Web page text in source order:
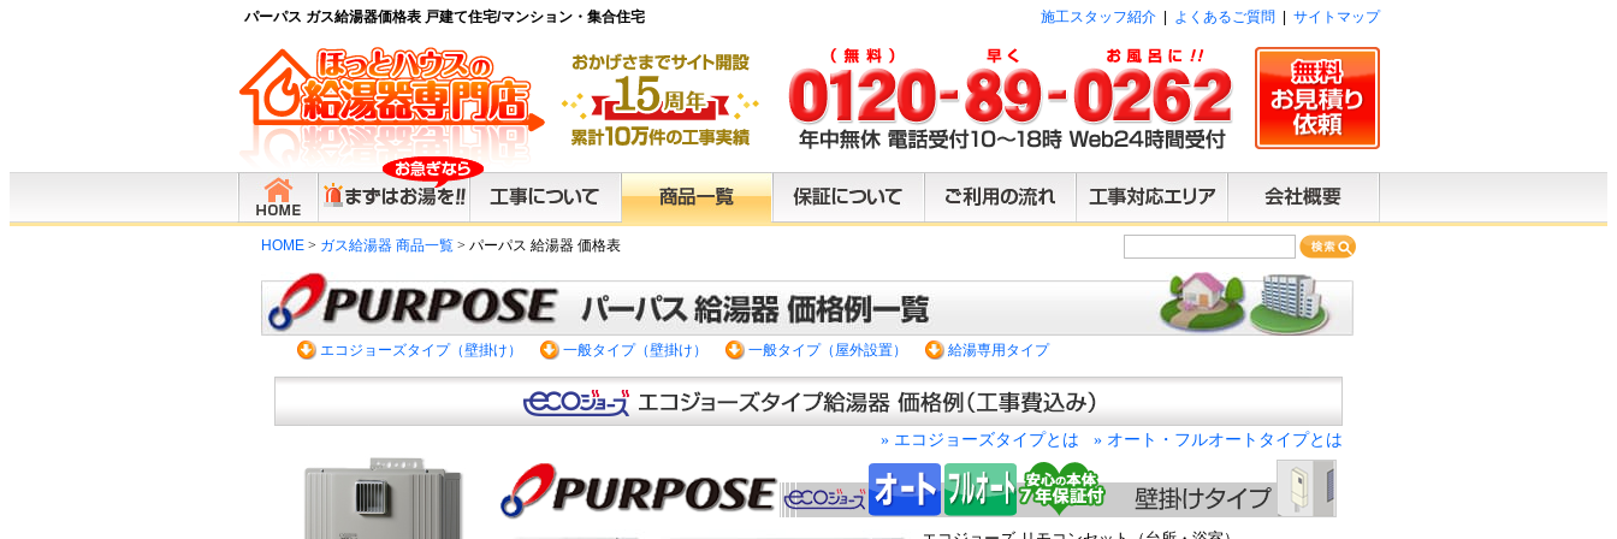
パーパス ガス給湯器価格表 戸建て住宅/マンション・集合住宅 施工スタッフ紹介 よくあるご質問 サイトマップ
HOME > ガス給湯器 商品一覧 > パーパス 給湯器 価格表
エコジョーズタイプ（壁掛け） 一般タイプ（壁掛け） 一般タイプ（屋外設置） 給湯専用タイプ
» エコジョーズタイプとは » オート・フルオートタイプとは